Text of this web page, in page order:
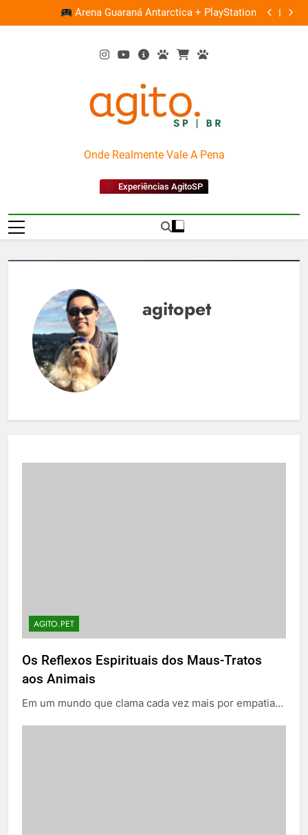
to
+ PlayStation
Ocupação gratuita ‘Boiúna’ traz a força das
amazônicas e
AgitoSP
Onde Realmente Vale A Pena
Experiências AgitoSP
agitopet
AGITO.PET
Os Reflexos Espirituais dos Maus-Tratos
aos Animais
Em um mundo que clama cada vez mais por empatia…